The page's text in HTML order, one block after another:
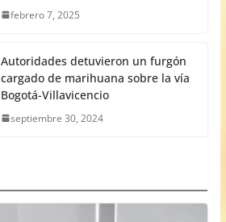
febrero 7, 2025
Autoridades detuvieron un furgón
cargado de marihuana sobre la vía
Bogotá-Villavicencio
septiembre 30, 2024